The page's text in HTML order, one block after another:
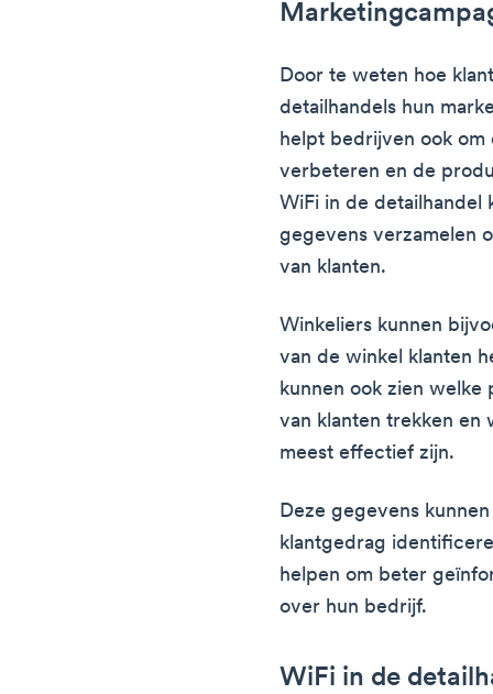
Door te weten hoe
detailhandels hun
helpt bedrijven ook
verbeteren en de
WiFi in de detailhandel
gegevens verzamelen
van klanten.
Winkeliers kunnen
van de winkel klanten
kunnen ook zien welke
van klanten trekken en
meest effectief zijn.
Deze gegevens
klantgedrag
helpen om beter
over hun bedrijf.
WiFi in de